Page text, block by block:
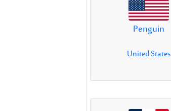
Penguin
United States